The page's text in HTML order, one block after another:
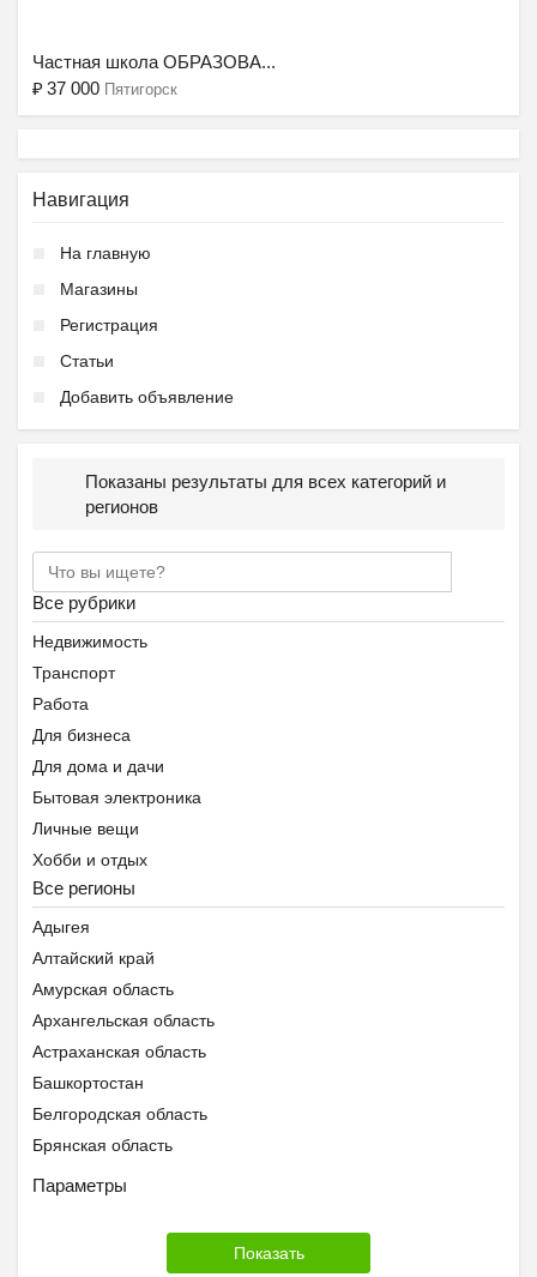
Частная школа ОБРАЗОВА...
₽ 37 000 Пятигорск
Навигация
На главную
Магазины
Регистрация
Статьи
Добавить объявление
Показаны результаты для всех категорий и
регионов
Все рубрики
Недвижимость
Транспорт
Работа
Для бизнеса
Для дома и дачи
Бытовая электроника
Личные вещи
Хобби и отдых
Животные
Предложение услуг
Знакомства
Помощь животным Беларуси
Все регионы
Адыгея
Алтайский край
Амурская область
Архангельская область
Астраханская область
Башкортостан
Белгородская область
Брянская область
Бурятия
Волгоградская область
Вологодская область
Параметры